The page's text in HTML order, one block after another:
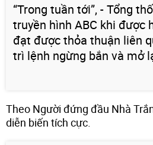
“Trong tuần tới”, - Tổng
truyền hình ABC khi được
đạt được thỏa thuận liên
trì lệnh ngừng bắn và mở
Theo Người đứng đầu Nhà
diễn biến tích cực.